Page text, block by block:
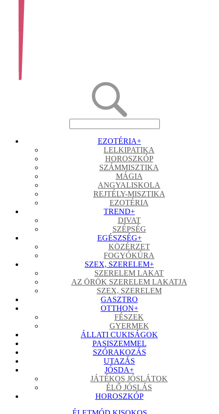
EZOTÉRIA+
LELKIPATIKA
HOROSZKÓP
SZÁMMISZTIKA
MÁGIA
ANGYALISKOLA
REJTÉLY-MISZTIKA
EZOTÉRIA
TREND+
DIVAT
SZÉPSÉG
EGÉSZSÉG+
KÖZÉRZET
FOGYÓKÚRA
SZEX, SZERELEM+
SZERELEM LAKAT
AZ ÖRÖK SZERELEM LAKATJA
SZEX, SZERELEM
GASZTRO
OTTHON+
FÉSZEK
GYERMEK
ÁLLATI CUKISÁGOK
PASISZEMMEL
SZÓRAKOZÁS
UTAZÁS
JÓSDA+
JÁTÉKOS JÓSLÁTOK
ÉLŐ JÓSLÁS
HOROSZKÓP